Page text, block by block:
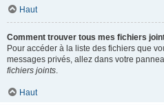
Haut
Comment trouver tous mes fichiers
Pour accéder à la liste des fichiers que
messages privés, allez dans votre
fichiers joints.
Haut